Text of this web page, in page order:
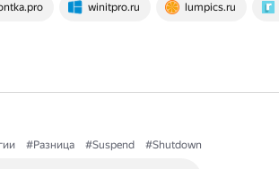
winitpro.ru lumpics.ru
#Разница #Suspend #Shutdown